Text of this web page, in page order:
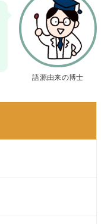
語源由来の博士